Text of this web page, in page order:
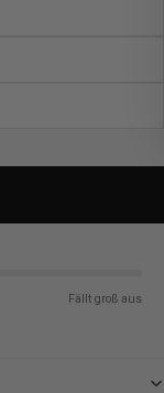
Fällt groß aus